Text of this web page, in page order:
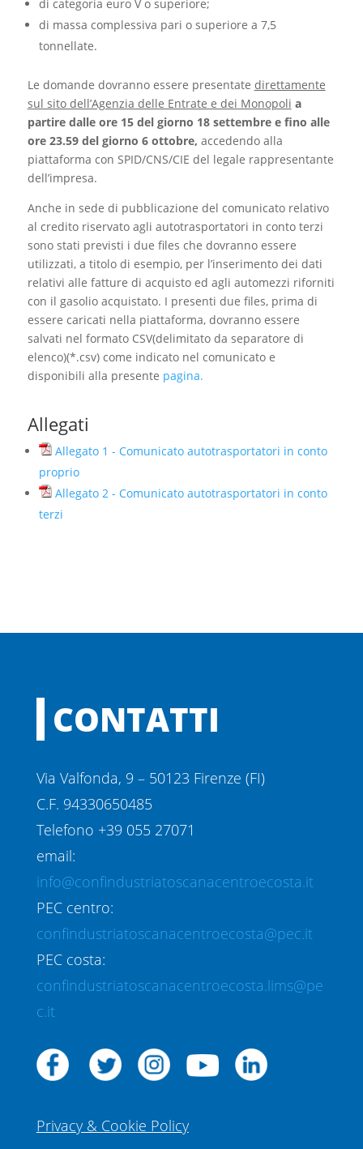
di categoria euro V o superiore;
di massa complessiva pari o superiore a 7,5
tonnellate.
Le domande dovranno essere presentate direttamente
sul sito dell’Agenzia delle Entrate e dei Monopoli a
partire dalle ore 15 del giorno 18 settembre e fino alle
ore 23.59 del giorno 6 ottobre, accedendo alla
piattaforma con SPID/CNS/CIE del legale rappresentante
dell’impresa.
Anche in sede di pubblicazione del comunicato relativo
al credito riservato agli autotrasportatori in conto terzi
sono stati previsti i due files che dovranno essere
utilizzati, a titolo di esempio, per l’inserimento dei dati
relativi alle fatture di acquisto ed agli automezzi riforniti
con il gasolio acquistato. I presenti due files, prima di
essere caricati nella piattaforma, dovranno essere
salvati nel formato CSV(delimitato da separatore di
elenco)(*.csv) come indicato nel comunicato e
disponibili alla presente pagina.
Allegati
Allegato 1 - Comunicato autotrasportatori in conto
proprio
Allegato 2 - Comunicato autotrasportatori in conto
terzi
CONTATTI
Via Valfonda, 9 – 50123 Firenze (FI)
C.F. 94330650485
Telefono +39 055 27071
email:
info@confindustriatoscanacentroecosta.it
PEC centro:
confindustriatoscanacentroecosta@pec.it
PEC costa:
confindustriatoscanacentroecosta.lims@pe
c.it
Privacy & Cookie Policy